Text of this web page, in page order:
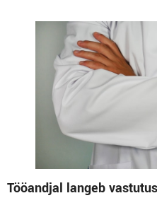
Tööandjal langeb